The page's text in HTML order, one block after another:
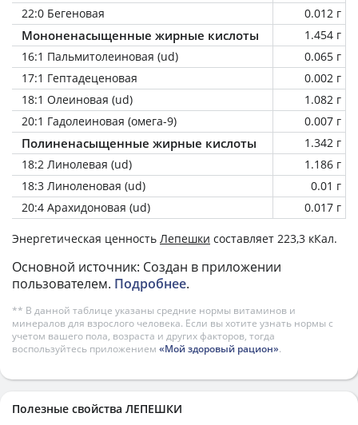
22:0 Бегеновая
0.012 г
Мононенасыщенные жирные кислоты
1.454 г
16:1 Пальмитолеиновая (ud)
0.065 г
17:1 Гептадеценовая
0.002 г
18:1 Олеиновая (ud)
1.082 г
20:1 Гадолеиновая (омега-9)
0.007 г
Полиненасыщенные жирные кислоты
1.342 г
18:2 Линолевая (ud)
1.186 г
18:3 Линоленовая (ud)
0.01 г
20:4 Арахидоновая (ud)
0.017 г
Энергетическая ценность Лепешки составляет 223,3 кКал.
Основной источник: Создан в приложении
пользователем. Подробнее.
** В данной таблице указаны средние нормы витаминов и
минералов для взрослого человека. Если вы хотите узнать нормы с
учетом вашего пола, возраста и других факторов, тогда
воспользуйтесь приложением «Мой здоровый рацион».
Полезные свойства ЛЕПЕШКИ